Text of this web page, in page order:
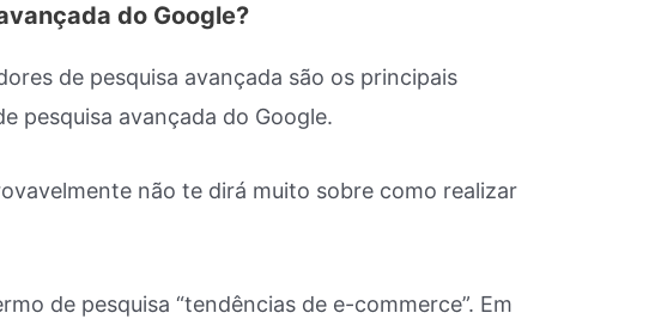
do Google?
de pesquisa avançada são os principais
pesquisa avançada do Google.
não te dirá muito sobre como realizar
de pesquisa “tendências de e-commerce”. Em